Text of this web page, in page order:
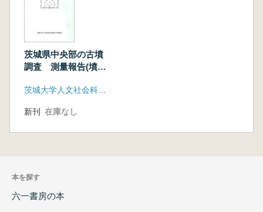
茨城県中央部の古墳
調査 測量報告(墳
新刊 在庫なし
本を探す
六一書房の本